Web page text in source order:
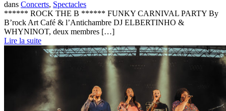
dans Concerts, Spectacles
****** ROCK THE B ****** FUNKY CARNIVAL PARTY By
B’rock Art Café & l’Antichambre DJ ELBERTINHO &
WHYNINOT, deux membres […]
Lire la suite